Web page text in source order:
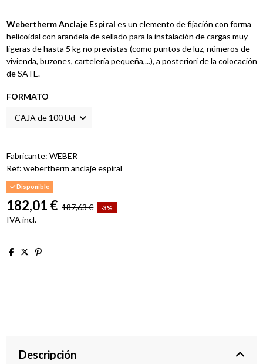
Webertherm Anclaje Espiral es un elemento de fijación con forma
helicoidal con arandela de sellado para la instalación de cargas muy
ligeras de hasta 5 kg no previstas (como puntos de luz, números de
vivienda, buzones, cartelería pequeña,...), a posteriori de la colocación
de SATE.
FORMATO
Fabricante: WEBER
Ref: webertherm anclaje espiral
Disponible
182,01 € 187,63 € -3%
IVA incl.
Descripción